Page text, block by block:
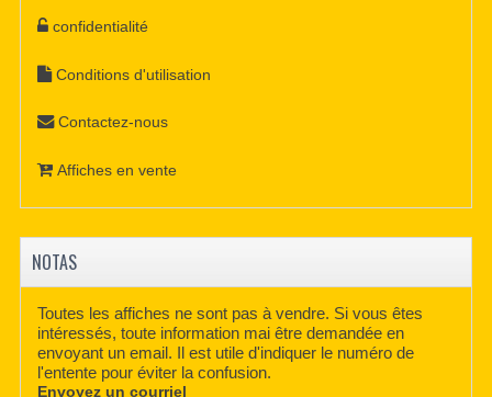
confidentialité
Conditions d'utilisation
Contactez-nous
Affiches en vente
NOTAS
Toutes les affiches ne sont pas à vendre. Si vous êtes
intéressés, toute information mai être demandée en
envoyant un email. Il est utile d'indiquer le numéro de
l'entente pour éviter la confusion.
Envoyez un courriel